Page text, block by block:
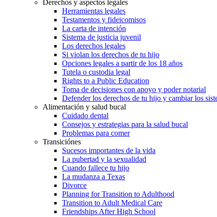
Derechos y aspectos legales
Herramientas legales
Testamentos y fideicomisos
La carta de intención
Sistema de justicia juvenil
Los derechos legales
Si violan los derechos de tu hijo
Opciones legales a partir de los 18 años
Tutela o custodia legal
Rights to a Public Education
Toma de decisiones con apoyo y poder notarial
Defender los derechos de tu hijo y cambiar los
Alimentación y salud bucal
Cuidado dental
Consejos y estrategias para la salud bucal
Problemas para comer
Transiciónes
Sucesos importantes de la vida
La pubertad y la sexualidad
Cuando fallece tu hijo
La mudanza a Texas
Divorce
Planning for Transition to Adulthood
Transition to Adult Medical Care
Friendships After High School